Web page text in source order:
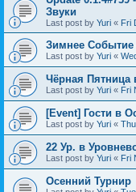
Звуки
Last post by Yuri « Fri
Зимнее
Last post by Yuri «
Чёрная Пятница
Last post by Yuri « Fri
[Event] Гости в
Last post by Yuri «
22 Ур. в
Last post by Yuri « Fri
Осенний Турнир